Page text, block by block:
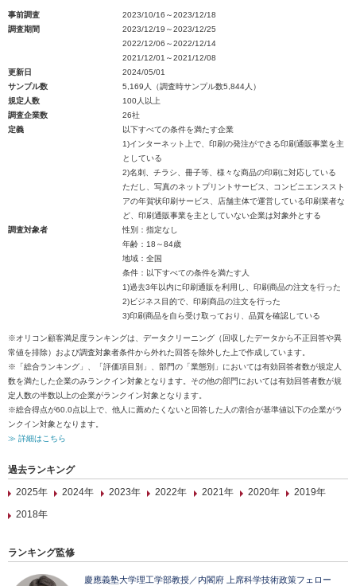
事前調査
2023/10/16～2023/12/18
調査期間
2023/12/19～2023/12/25
2022/12/06～2022/12/14
2021/12/01～2021/12/08
更新日
2024/05/01
サンプル数
5,169人（調査時サンプル数5,844人）
規定人数
100人以上
調査企業数
26社
定義
以下すべての条件を満たす企業
1)インターネット上で、印刷の発注ができる印刷通販事業を主
としている
2)名刺、チラシ、冊子等、様々な商品の印刷に対応している
ただし、写真のネットプリントサービス、コンビニエンススト
アの年賀状印刷サービス、店舗主体で運営している印刷業者な
ど、印刷通販事業を主としていない企業は対象外とする
調査対象者
性別：指定なし
年齢：18～84歳
地域：全国
条件：以下すべての条件を満たす人
1)過去3年以内に印刷通販を利用し、印刷商品の注文を行った
2)ビジネス目的で、印刷商品の注文を行った
3)印刷商品を自ら受け取っており、品質を確認している
※オリコン顧客満足度ランキングは、データクリーニング（回収したデータから不正回答や異
常値を排除）および調査対象者条件から外れた回答を除外した上で作成しています。
※「総合ランキング」、「評価項目別」、部門の「業態別」においては有効回答者数が規定人
数を満たした企業のみランクイン対象となります。その他の部門においては有効回答者数が規
定人数の半数以上の企業がランクイン対象となります。
※総合得点が60.0点以上で、他人に薦めたくないと回答した人の割合が基準値以下の企業がラ
ンクイン対象となります。
≫ 詳細はこちら
過去ランキング
2025年
2024年 2023年 2022年 2021年 2020年
2019年
2018年
ランキング監修
慶應義塾大学理工学部教授／内閣府 上席科学技術政策フェロー